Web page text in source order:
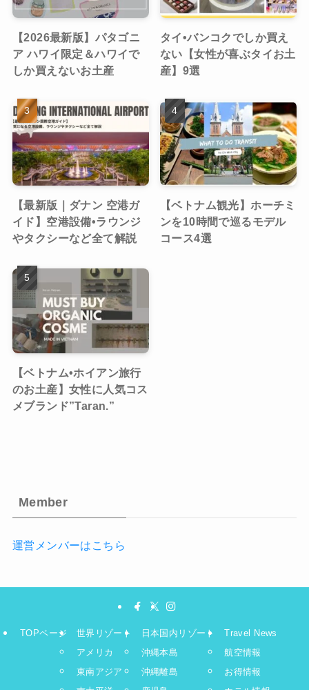
【2026最新版】パタゴニ
ア ハワイ限定＆ハワイで
しか買えないお土産
タイ•バンコクでしか買え
ない【女性が喜ぶタイお土
産】9選
【最新版｜ダナン 空港ガ
イド】空港設備•ラウンジ
やタクシーなど全て解説
【ベトナム観光】ホーチミ
ンを10時間で巡るモデル
コース4選
【ベトナム•ホイアン旅行
のお土産】女性に人気コス
メブランド”Taran.”
Member
運営メンバーはこちら
TOPページ
世界リゾート
アメリカ
東南アジア
日本国内リゾート
沖縄本島
沖縄離島
Travel News
航空情報
お得情報